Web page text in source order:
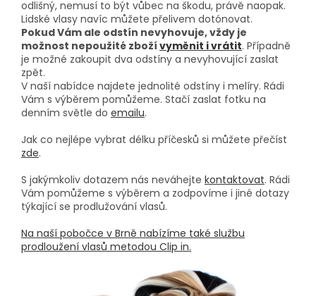
odlišný, nemusí to být vůbec na škodu, právě naopak.
Lidské vlasy navíc můžete přelivem dotónovat.
Pokud Vám ale odstín nevyhovuje, vždy je
možnost nepoužité zboží vyměnit i vrátit. Případně
je možné zakoupit dva odstíny a nevyhovující zaslat
zpět.
V naší nabídce najdete jednolité odstíny i melíry. Rádi
Vám s výběrem pomůžeme. Stačí zaslat fotku na
denním světle do emailu.
Jak co nejlépe vybrat délku příčesků si můžete přečíst
zde.
S jakýmkoliv dotazem nás neváhejte kontaktovat. Rádi
Vám pomůžeme s výběrem a zodpovíme i jiné dotazy
týkající se prodlužování vlasů.
Na naší pobočce v Brně nabízíme také službu
prodloužení vlasů metodou Clip in.